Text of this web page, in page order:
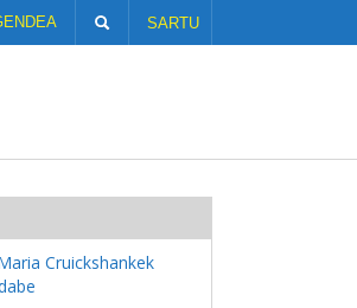
SARTU
Cruickshankek